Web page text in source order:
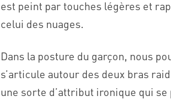
est peint par touches légères et
celui des nuages.
Dans la posture du garçon, nous
s’articule autour des deux bras
une sorte d’attribut ironique qui